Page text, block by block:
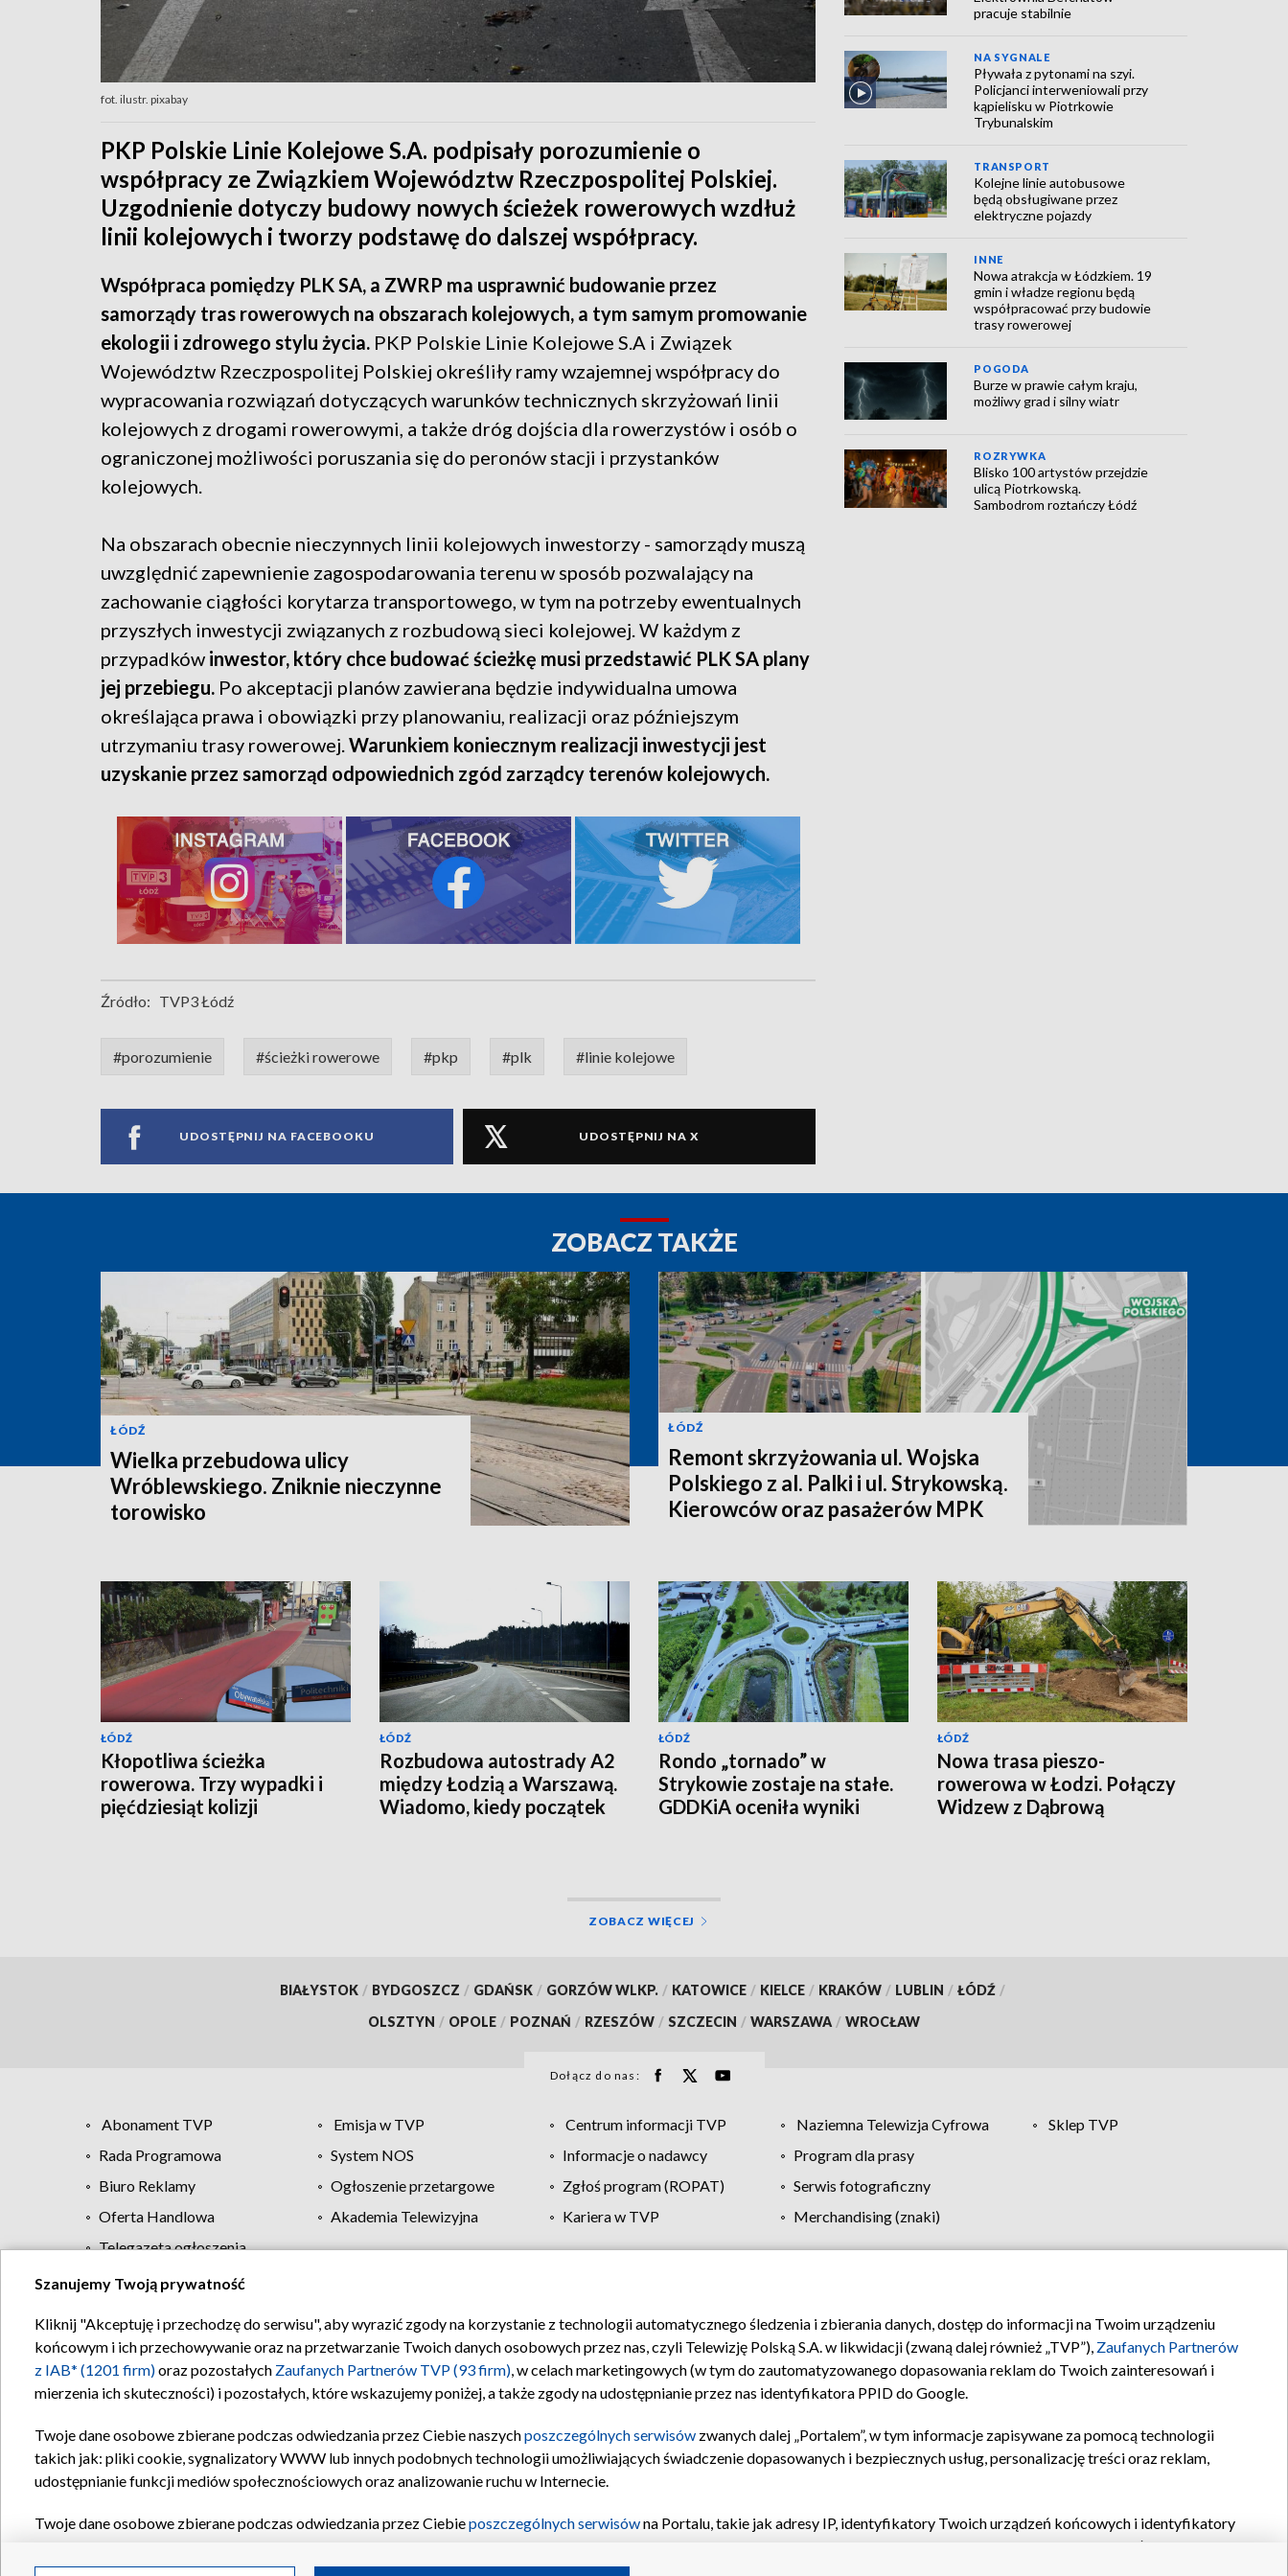
fot. ilustr. pixabay
PKP Polskie Linie Kolejowe S.A. podpisały porozumienie o
współpracy ze Związkiem Województw Rzeczpospolitej Polskiej.
Uzgodnienie dotyczy budowy nowych ścieżek rowerowych wzdłuż
linii kolejowych i tworzy podstawę do dalszej współpracy.
Współpraca pomiędzy PLK SA, a ZWRP ma usprawnić budowanie przez
samorządy tras rowerowych na obszarach kolejowych, a tym samym promowanie
ekologii i zdrowego stylu życia. PKP Polskie Linie Kolejowe S.A i Związek
Województw Rzeczpospolitej Polskiej określiły ramy wzajemnej współpracy do
wypracowania rozwiązań dotyczących warunków technicznych skrzyżowań linii
kolejowych z drogami rowerowymi, a także dróg dojścia dla rowerzystów i osób o
ograniczonej możliwości poruszania się do peronów stacji i przystanków
kolejowych.
Na obszarach obecnie nieczynnych linii kolejowych inwestorzy - samorządy muszą
uwzględnić zapewnienie zagospodarowania terenu w sposób pozwalający na
zachowanie ciągłości korytarza transportowego, w tym na potrzeby ewentualnych
przyszłych inwestycji związanych z rozbudową sieci kolejowej. W każdym z
przypadków inwestor, który chce budować ścieżkę musi przedstawić PLK SA plany
jej przebiegu. Po akceptacji planów zawierana będzie indywidualna umowa
określająca prawa i obowiązki przy planowaniu, realizacji oraz późniejszym
utrzymaniu trasy rowerowej.Warunkiem koniecznym realizacji inwestycji jest
uzyskanie przez samorząd odpowiednich zgód zarządcy terenów kolejowych.
Źródło: TVP3 Łódź
#porozumienie #ścieżki rowerowe #pkp #plk #linie kolejowe
UDOSTĘPNIJ NA FACEBOOKU UDOSTĘPNIJ NA X
pracuje stabilnie
NA SYGNALE
Pływała z pytonami na szyi.
Policjanci interweniowali przy
kąpielisku w Piotrkowie
Trybunalskim
TRANSPORT
Kolejne linie autobusowe
będą obsługiwane przez
elektryczne pojazdy
INNE
Nowa atrakcja w Łódzkiem. 19
gmin i władze regionu będą
współpracować przy budowie
trasy rowerowej
POGODA
Burze w prawie całym kraju,
możliwy grad i silny wiatr
ROZRYWKA
Blisko 100 artystów przejdzie
ulicą Piotrkowską.
Sambodrom roztańczy Łódź
ZOBACZ TAKŻE
ŁÓDŹ
Wielka przebudowa ulicy
Wróblewskiego. Zniknie nieczynne
torowisko
ŁÓDŹ
Remont skrzyżowania ul. Wojska
Polskiego z al. Palki i ul. Strykowską.
Kierowców oraz pasażerów MPK
ŁÓDŹ
Kłopotliwa ścieżka
rowerowa. Trzy wypadki i
pięćdziesiąt kolizji
ŁÓDŹ
Rozbudowa autostrady A2
między Łodzią a Warszawą.
Wiadomo, kiedy początek
ŁÓDŹ
Rondo „tornado” w
Strykowie zostaje na stałe.
GDDKiA oceniła wyniki
ŁÓDŹ
Nowa trasa pieszo-
rowerowa w Łodzi. Połączy
Widzew z Dąbrową
ZOBACZ WIĘCEJ
BIAŁYSTOK / BYDGOSZCZ / GDAŃSK / GORZÓW WLKP. / KATOWICE / KIELCE / KRAKÓW / LUBLIN / ŁÓDŹ /
OLSZTYN / OPOLE / POZNAŃ / RZESZÓW / SZCZECIN / WARSZAWA / WROCŁAW
Dołącz do nas:
Abonament TVP Emisja w TVP Centrum informacji TVP Naziemna Telewizja Cyfrowa
Sklep TVP
Rada Programowa
System NOS Informacje o nadawcy
Program dla prasy
Biuro Reklamy
Ogłoszenie przetargowe Zgłoś program (ROPAT)
Serwis fotograficzny
Oferta Handlowa
Akademia Telewizyjna Kariera w TVP
Merchandising (znaki)
Telegazeta ogłoszenia
Regulamin TVP Polityka prywatności Moje zgody Pomoc Biuro reklamy Kontakt
Szanujemy Twoją prywatność
Kliknij "Akceptuję i przechodzę do serwisu", aby wyrazić zgody na korzystanie z technologii automatycznego śledzenia i zbierania danych, dostęp do informacji na Twoim urządzeniu
końcowym i ich przechowywanie oraz na przetwarzanie Twoich danych osobowych przez nas, czyli Telewizję Polską S.A. w likwidacji (zwaną dalej również „TVP”), Zaufanych Partnerów
z IAB* (1201 firm)oraz pozostałych Zaufanych Partnerów TVP (93 firm), w celach marketingowych (w tym do zautomatyzowanego dopasowania reklam do Twoich zainteresowań i
mierzenia ich skuteczności) i pozostałych, które wskazujemy poniżej, a także zgody na udostępnianie przez nas identyfikatora PPID do Google.
Twoje dane osobowe zbierane podczas odwiedzania przez Ciebie naszychposzczególnych serwisów zwanych dalej „Portalem”, w tym informacje zapisywane za pomocą technologii
takich jak: pliki cookie, sygnalizatory WWW lub innych podobnych technologii umożliwiających świadczenie dopasowanych i bezpiecznych usług, personalizację treści oraz reklam,
udostępnianie funkcji mediów społecznościowych oraz analizowanie ruchu w Internecie.
Twoje dane osobowe zbierane podczas odwiedzania przez Ciebieposzczególnych serwisówna Portalu, takie jak adresy IP, identyfikatory Twoich urządzeń końcowych i identyfikatory
oraz pozostałych
Partnerów TVPdla realizacji następujących celów i funkcji: przechowywania informacji na urządzeniu lub dostęp do nich, wyboru podstawowych reklam, wyboru spersonalizowanych